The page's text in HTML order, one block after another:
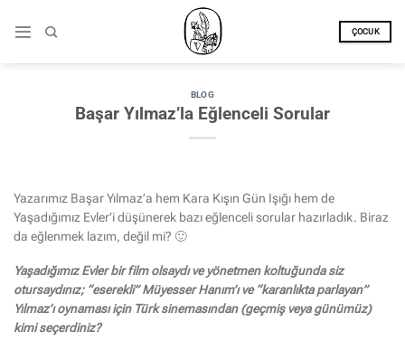
atla
ÇOCUK
BLOG
Başar Yılmaz’la Eğlenceli Sorular
Yazarımız Başar Yılmaz’a hem Kara Kışın Gün Işığı hem de
Yaşadığımız Evler’i düşünerek bazı eğlenceli sorular hazırladık. Biraz
da eğlenmek lazım, değil mi? 🙂
Yaşadığımız Evler bir film olsaydı ve yönetmen koltuğunda siz
otursaydınız; “eserekli” Müyesser Hanım’ı ve “karanlıkta parlayan”
Yılmaz’ı oynaması için Türk sinemasından (geçmiş veya günümüz)
kimi seçerdiniz?